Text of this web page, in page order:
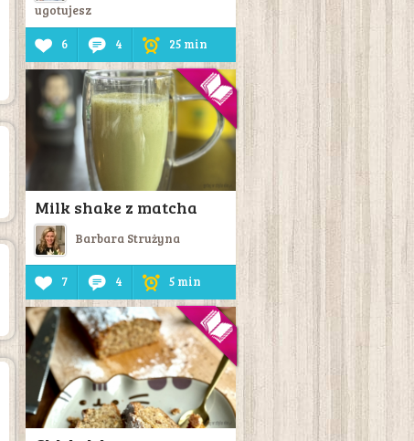
ugotujesz
6 4 25 min
Milk shake z matcha
Barbara Strużyna
7 4 5 min